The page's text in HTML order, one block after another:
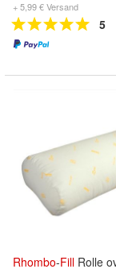
+ 5,99 € Versand
5
Rhombo-Fill Rolle